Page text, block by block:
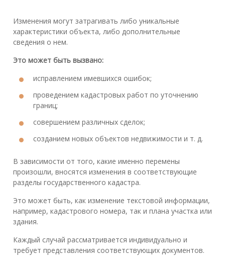
Изменения могут затрагивать либо уникальные
характеристики объекта, либо дополнительные
сведения о нем.
Это может быть вызвано:
исправлением имевшихся ошибок;
проведением кадастровых работ по уточнению
границ;
совершением различных сделок;
созданием новых объектов недвижимости и т. д.
В зависимости от того, какие именно перемены
произошли, вносятся изменения в соответствующие
разделы государственного кадастра.
Это может быть, как изменение текстовой информации,
например, кадастрового номера, так и плана участка или
здания.
Каждый случай рассматривается индивидуально и
требует представления соответствующих документов.